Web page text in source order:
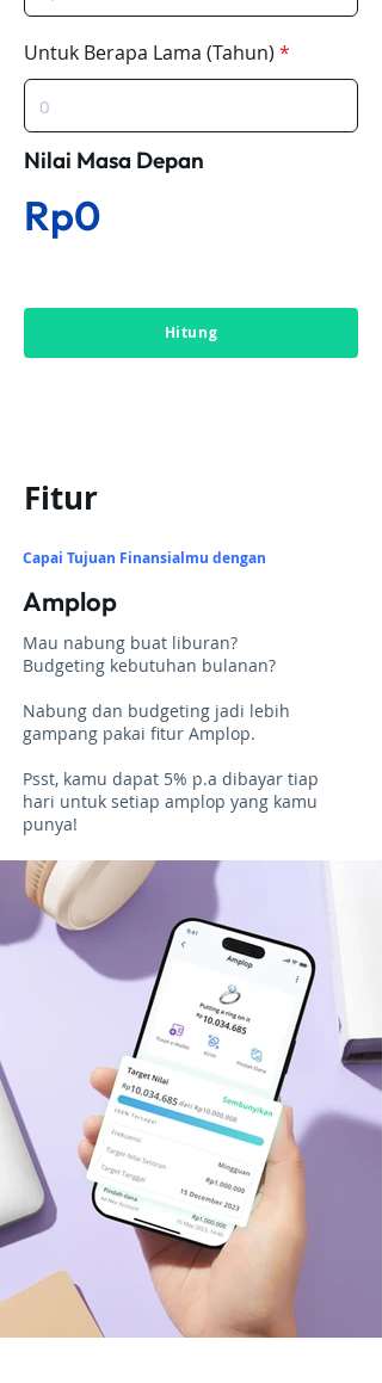
Untuk Berapa Lama (Tahun)
Nilai Masa Depan
Rp0
Hitung
Fitur
Capai Tujuan Finansialmu dengan
Amplop
Mau nabung buat liburan?
Budgeting kebutuhan bulanan?
Nabung dan budgeting jadi lebih
gampang pakai fitur Amplop.
Psst, kamu dapat 5% p.a dibayar tiap
hari untuk setiap amplop yang kamu
punya!